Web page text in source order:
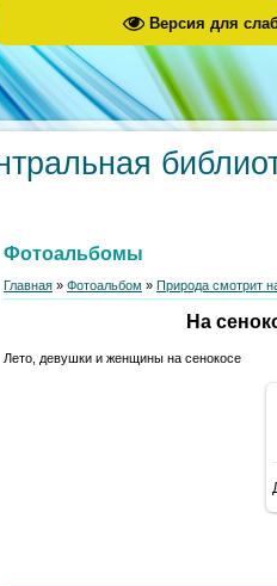
Версия для
Фотоальбомы
Главная » Фотоальбом » Природа смотрит
На
Лето, девушки и женщины на сенокосе